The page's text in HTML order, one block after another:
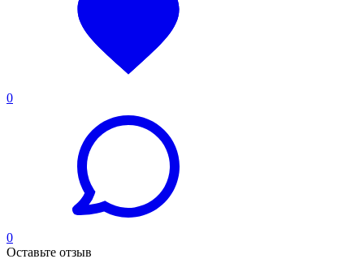
0
0
Оставьте отзыв